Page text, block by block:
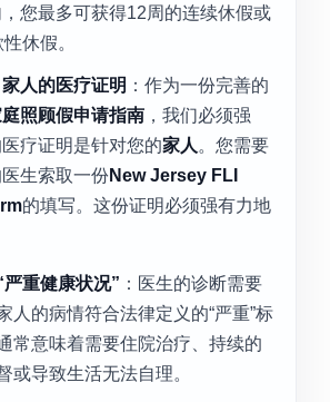
您最多可获得12周的连续休假或
休假。
人的医疗证明 ：作为一份完善的
照顾假申请指南，我们必须强
疗证明是针对您的家人 。您需要
生索取一份New Jersey FLI
的填写。这份证明必须强有力地
严重健康状况” ：医生的诊断需要
人的病情符合法律定义的“严重”标
常意味着需要住院治疗、持续的
或导致生活无法自理。